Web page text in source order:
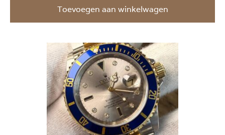
Toevoegen aan winkelwagen